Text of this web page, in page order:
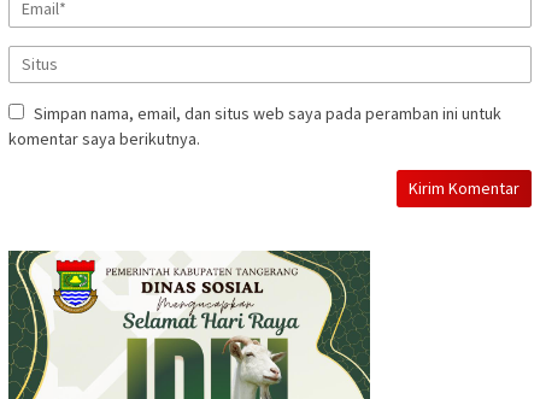
Simpan nama, email, dan situs web saya pada peramban ini untuk
komentar saya berikutnya.